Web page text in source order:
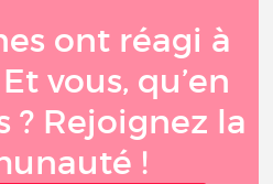
ont réagi à
vous, qu’en
? Rejoignez la
!